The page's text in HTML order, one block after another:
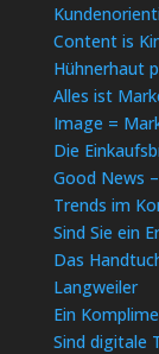
Content is
Hühnerhaut
Alles ist
Image =
Die
Good News
Trends im
Sind Sie ein
Das
Langweiler
Ein
Sind digitale